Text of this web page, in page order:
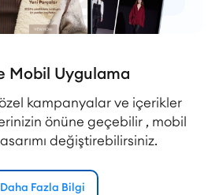
Mobil Uygulama
kampanyalar ve içerikler
önüne geçebilir , mobil
değiştirebilirsiniz.
Daha Fazla Bilgi